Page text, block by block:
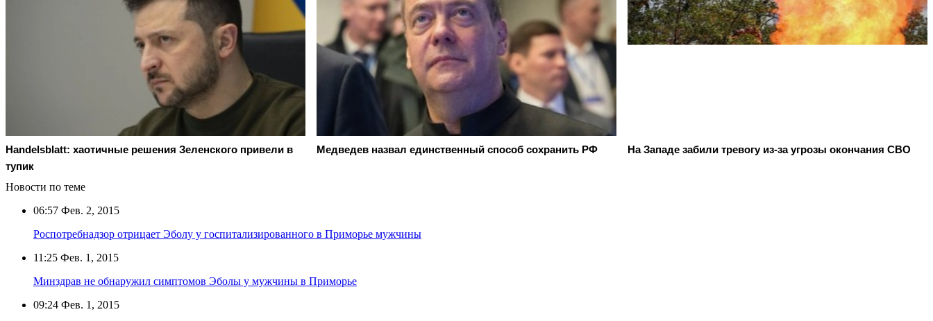
Handelsblatt: хаотичные решения Зеленского привели в
тупик
Медведев назвал единственный способ сохранить РФ На Западе забили тревогу из-за угрозы окончания СВО
Новости по теме
06:57 Фев. 2, 2015
Роспотребнадзор отрицает Эболу у госпитализированного в Приморье мужчины
11:25 Фев. 1, 2015
Минздрав не обнаружил симптомов Эболы у мужчины в Приморье
09:24 Фев. 1, 2015